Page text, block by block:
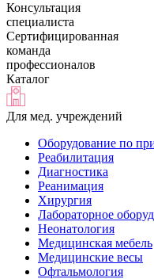
Консультация
специалиста
Сертифицированная
команда
профессионалов
Каталог
Для мед. учреждений
Оборудование по
Реабилитация
Диагностика
Реанимация
Хирургия
Лабораторное
Неонатология
Медицинская мебель
Медицинские весы
Офтальмология